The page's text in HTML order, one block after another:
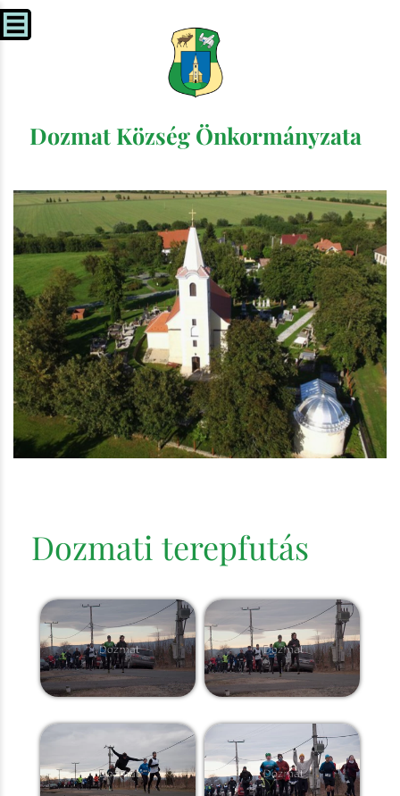
Dozmat Község Önkormányzata
Dozmati terepfutás